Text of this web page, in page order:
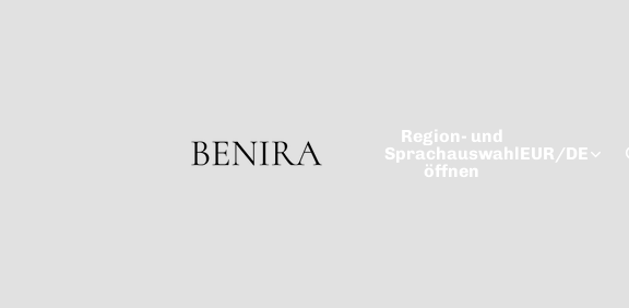
Region- und
Sprachauswahl
öffnen
EUR /DE